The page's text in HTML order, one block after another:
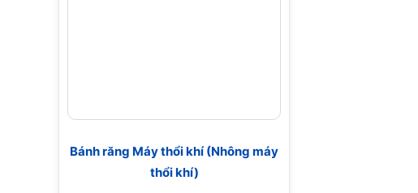
Bánh răng Máy thổi khí (Nhông máy
thổi khí)